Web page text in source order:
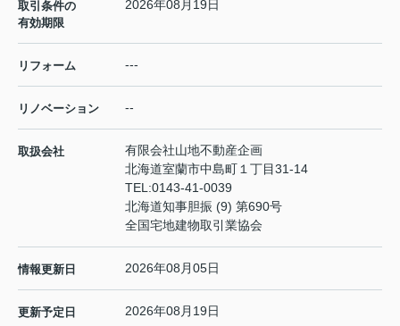
取引条件の
有効期限
2026年08月19日
リフォーム ---
リノベーション --
取扱会社
有限会社山地不動産企画
北海道室蘭市中島町１丁目31-14
TEL:0143-41-0039
北海道知事胆振 (9) 第690号
全国宅地建物取引業協会
情報更新日 2026年08月05日
更新予定日 2026年08月19日